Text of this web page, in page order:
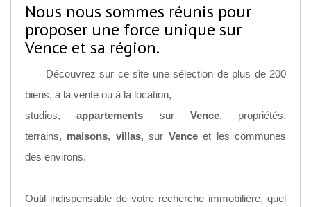
Nous nous sommes réunis pour
proposer une force unique sur
Vence et sa région.
Découvrez sur ce site une sélection de plus de 200
biens, à la vente ou à la location,
studios,appartements sur Vence, propriétés,
terrains, maisons, villas, sur Venceet les communes
des environs.
Outil indispensable de votre recherche immobilière, quel